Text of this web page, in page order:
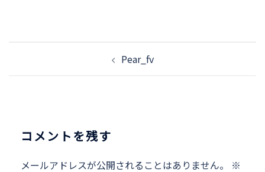
投
ナ
ー
ョ
Pear_fv
コメントを残す
メールアドレスが公開されることはありません。
※